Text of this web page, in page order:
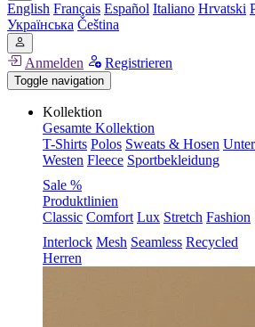
English Français Español Italiano Hrvatski
Українська Čeština
Anmelden Registrieren
Toggle navigation
Kollektion
Gesamte Kollektion
T-Shirts Polos Sweats & Hosen
Westen Fleece Sportbekleidung
Sale %
Produktlinien
Classic Comfort Lux Stretch Fashion
Interlock Mesh Seamless Recycled
Herren